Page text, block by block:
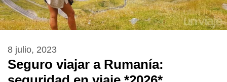
Seguro viajar a Rumanía:
8 julio, 2023